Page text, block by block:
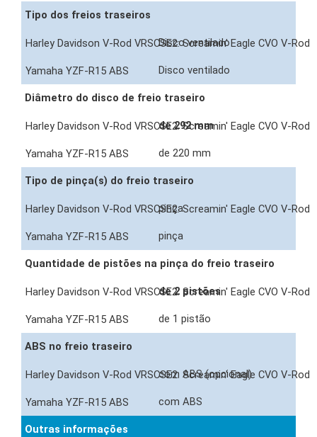
Tipo dos freios traseiros
Disco ventilado
Disco ventilado
Diâmetro do disco de freio traseiro
de 292 mm
de 220 mm
Tipo de pinça(s) do freio traseiro
pinça
pinça
Quantidade de pistões na pinça do freio traseiro
de 2 pistões
de 1 pistão
ABS no freio traseiro
com ABS (opcional)
com ABS
Outras informações